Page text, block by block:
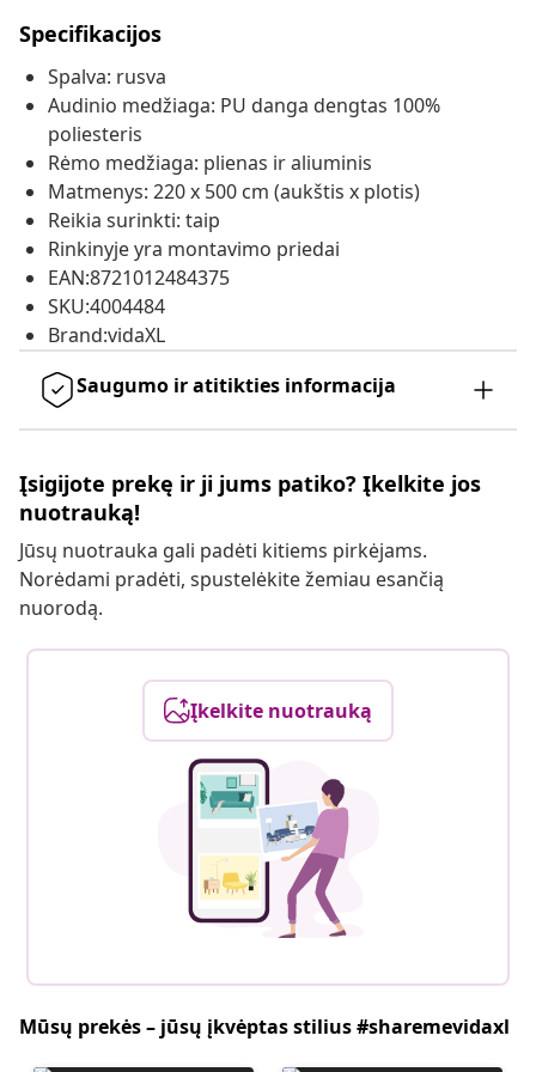
Specifikacijos
Spalva: rusva
Audinio medžiaga: PU danga dengtas 100%
poliesteris
Rėmo medžiaga: plienas ir aliuminis
Matmenys: 220 x 500 cm (aukštis x plotis)
Reikia surinkti: taip
Rinkinyje yra montavimo priedai
EAN:8721012484375
SKU:4004484
Brand:vidaXL
Saugumo ir atitikties informacija
Įsigijote prekę ir ji jums patiko? Įkelkite jos
nuotrauką!
Jūsų nuotrauka gali padėti kitiems pirkėjams.
Norėdami pradėti, spustelėkite žemiau esančią
nuorodą.
Įkelkite nuotrauką
Mūsų prekės – jūsų įkvėptas stilius #sharemevidaxl